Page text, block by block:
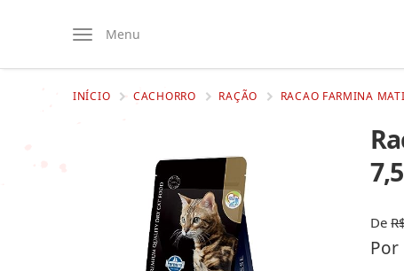
Menu
INÍCIO CACHORRO RAÇÃO RACAO FARMINA
De
Por